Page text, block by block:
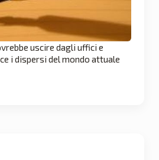
uscire dagli uffici e
i dispersi del mondo attuale